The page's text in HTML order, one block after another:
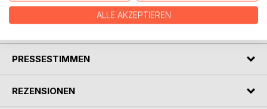
AUTOR/IN
PRESSESTIMMEN
REZENSIONEN
ALLE AKZEPTIEREN